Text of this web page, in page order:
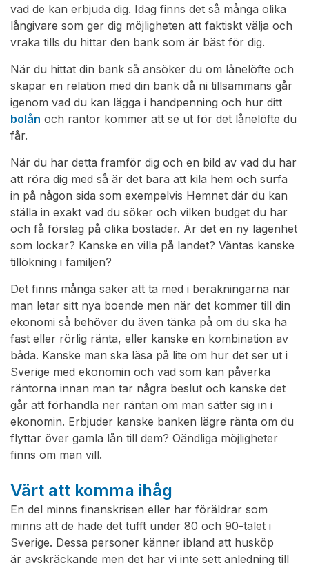
vad de kan erbjuda dig. Idag finns det så många olika
långivare som ger dig möjligheten att faktiskt välja och
vraka tills du hittar den bank som är bäst för dig.
När du hittat din bank så ansöker du om lånelöfte och
skapar en relation med din bank då ni tillsammans går
igenom vad du kan lägga i handpenning och hur ditt
bolån och räntor kommer att se ut för det lånelöfte du
får.
När du har detta framför dig och en bild av vad du har
att röra dig med så är det bara att kila hem och surfa
in på någon sida som exempelvis Hemnet där du kan
ställa in exakt vad du söker och vilken budget du har
och få förslag på olika bostäder. Är det en ny lägenhet
som lockar? Kanske en villa på landet? Väntas kanske
tillökning i familjen?
Det finns många saker att ta med i beräkningarna när
man letar sitt nya boende men när det kommer till din
ekonomi så behöver du även tänka på om du ska ha
fast eller rörlig ränta, eller kanske en kombination av
båda. Kanske man ska läsa på lite om hur det ser ut i
Sverige med ekonomin och vad som kan påverka
räntorna innan man tar några beslut och kanske det
går att förhandla ner räntan om man sätter sig in i
ekonomin. Erbjuder kanske banken lägre ränta om du
flyttar över gamla lån till dem? Oändliga möjligheter
finns om man vill.
Värt att komma ihåg
En del minns finanskrisen eller har föräldrar som
minns att de hade det tufft under 80 och 90-talet i
Sverige. Dessa personer känner ibland att husköp
är avskräckande men det har vi inte sett anledning till